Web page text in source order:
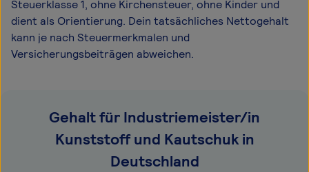
Steuerklasse 1, ohne Kirchensteuer, ohne Kinder und
dient als Orientierung. Dein tatsächliches Nettogehalt
kann je nach Steuermerkmalen und
Versicherungsbeiträgen abweichen.
Gehalt für Industriemeister/in
Kunststoff und Kautschuk in
Deutschland